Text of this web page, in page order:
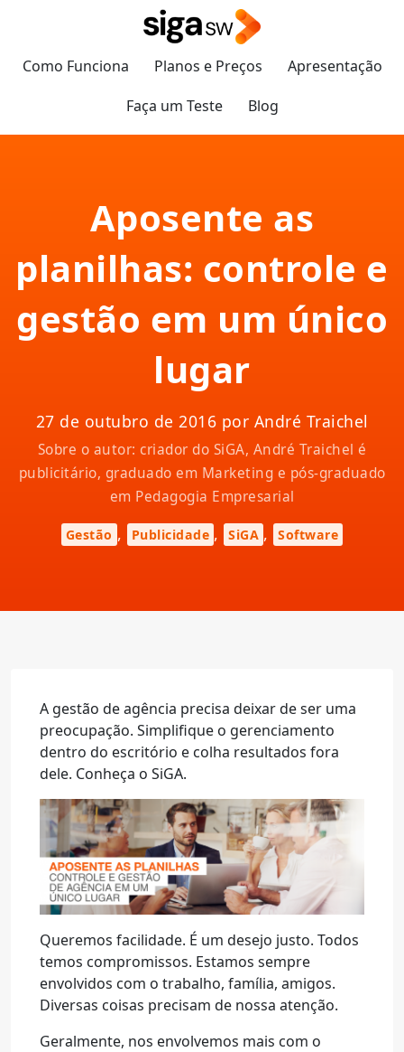
Como Funciona Planos e Preços
Apresentação
Faça um Teste
Blog
Aposente as
planilhas: controle e
gestão em um único
lugar
27 de outubro de 2016 por André Traichel
Sobre o autor: criador do SiGA, André Traichel é
publicitário, graduado em Marketing e pós-graduado
em Pedagogia Empresarial
Gestão , Publicidade , SiGA , Software
A gestão de agência precisa deixar de ser uma
preocupação. Simplifique o gerenciamento
dentro do escritório e colha resultados fora
dele. Conheça o SiGA.
Queremos facilidade. É um desejo justo. Todos
temos compromissos. Estamos sempre
envolvidos com o trabalho, família, amigos.
Diversas coisas precisam de nossa atenção.
Geralmente, nos envolvemos mais com o